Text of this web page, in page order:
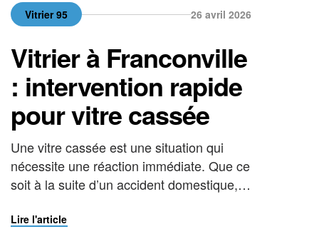
Vitrier 95 26 avril 2026
Vitrier à Franconville
: intervention rapide
pour vitre cassée
Une vitre cassée est une situation qui
nécessite une réaction immédiate. Que ce
soit à la suite d’un accident domestique,
vandalisme, un vitrage brisé représente
Lire l'article